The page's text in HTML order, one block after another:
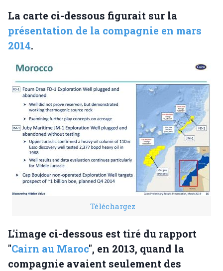
La carte ci-dessous figurait sur la
présentation de la compagnie en mars
2014.
Téléchargez
L'image ci-dessous est tiré du rapport
"Cairn au Maroc", en 2013, quand la
compagnie avaient seulement des